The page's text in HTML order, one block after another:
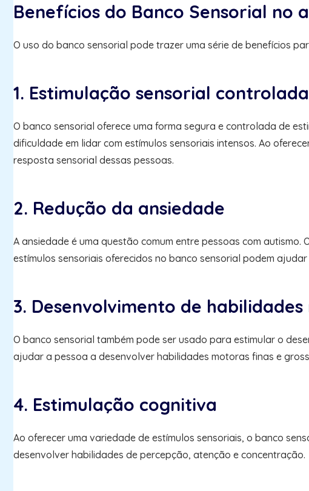
Benefícios do Banco Sensorial no
O uso do banco sensorial pode trazer uma série de benefícios
1. Estimulação sensorial controlada
O banco sensorial oferece uma forma segura e controlada de
dificuldade em lidar com estímulos sensoriais intensos. Ao
resposta sensorial dessas pessoas.
2. Redução da ansiedade
A ansiedade é uma questão comum entre pessoas com
estímulos sensoriais oferecidos no banco sensorial podem
3. Desenvolvimento de
O banco sensorial também pode ser usado para estimular o
ajudar a pessoa a desenvolver habilidades motoras finas e
4. Estimulação cognitiva
Ao oferecer uma variedade de estímulos sensoriais, o banco
desenvolver habilidades de percepção, atenção e concentração.